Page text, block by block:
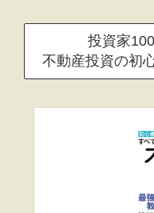
投資家
不動産投資の初